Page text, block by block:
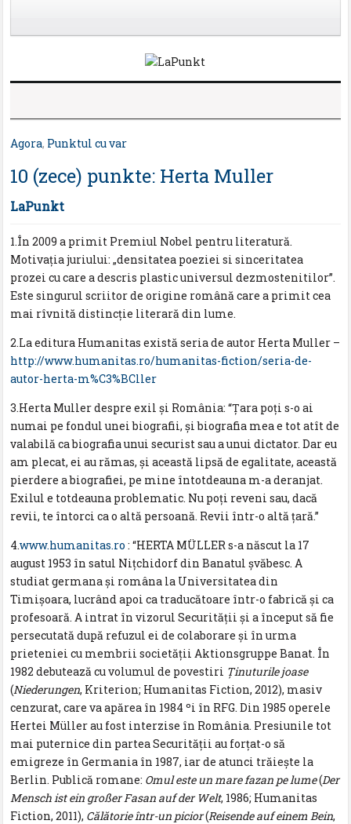
Agora, Punktul cu var
10 (zece) punkte: Herta Muller
LaPunkt
1.În 2009 a primit Premiul Nobel pentru literatură.
Motivația juriului: „densitatea poeziei si sinceritatea
prozei cu care a descris plastic universul dezmostenitilor”.
Este singurul scriitor de origine română care a primit cea
mai rîvnită distincție literară din lume.
2.La editura Humanitas există seria de autor Herta Muller –
http://www.humanitas.ro/humanitas-fiction/seria-de-
autor-herta-m%C3%BCller
3.Herta Muller despre exil și România: “Ţara poţi s-o ai
numai pe fondul unei biografii, şi biografia mea e tot atît de
valabilă ca biografia unui securist sau a unui dictator. Dar eu
am plecat, ei au rămas, şi această lipsă de egalitate, această
pierdere a biografiei, pe mine întotdeauna m-a deranjat.
Exilul e totdeauna problematic. Nu poţi reveni sau, dacă
revii, te întorci ca o altă persoană. Revii într-o altă ţară.”
4.www.humanitas.ro : “HERTA MÜLLER s-a născut la 17
august 1953 în satul Niţchidorf din Banatul şvăbesc. A
studiat germana şi româna la Universitatea din
Timişoara, lucrând apoi ca traducătoare într-o fabrică şi ca
profesoară. A intrat în vizorul Securităţii şi a început să fie
persecutată după refuzul ei de colaborare şi în urma
prieteniei cu membrii societăţii Aktionsgruppe Banat. În
1982 debutează cu volumul de povestiri Ţinuturile joase
(Niederungen, Kriterion; Humanitas Fiction, 2012), masiv
cenzurat, care va apărea în 1984 ºi în RFG. Din 1985 operele
Hertei Müller au fost interzise în România. Presiunile tot
mai puternice din partea Securităţii au forţat-o să
emigreze în Germania în 1987, iar de atunci trăieşte la
Berlin. Publică romane: Omul este un mare fazan pe lume(Der
Mensch ist ein großer Fasan auf der Welt, 1986; Humanitas
Fiction, 2011), Călătorie într-un picior(Reisende auf einem Bein,